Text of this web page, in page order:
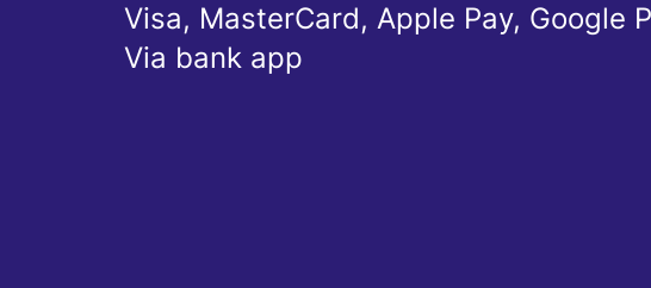
Visa, MasterCard, Apple Pay, Google
Via bank app